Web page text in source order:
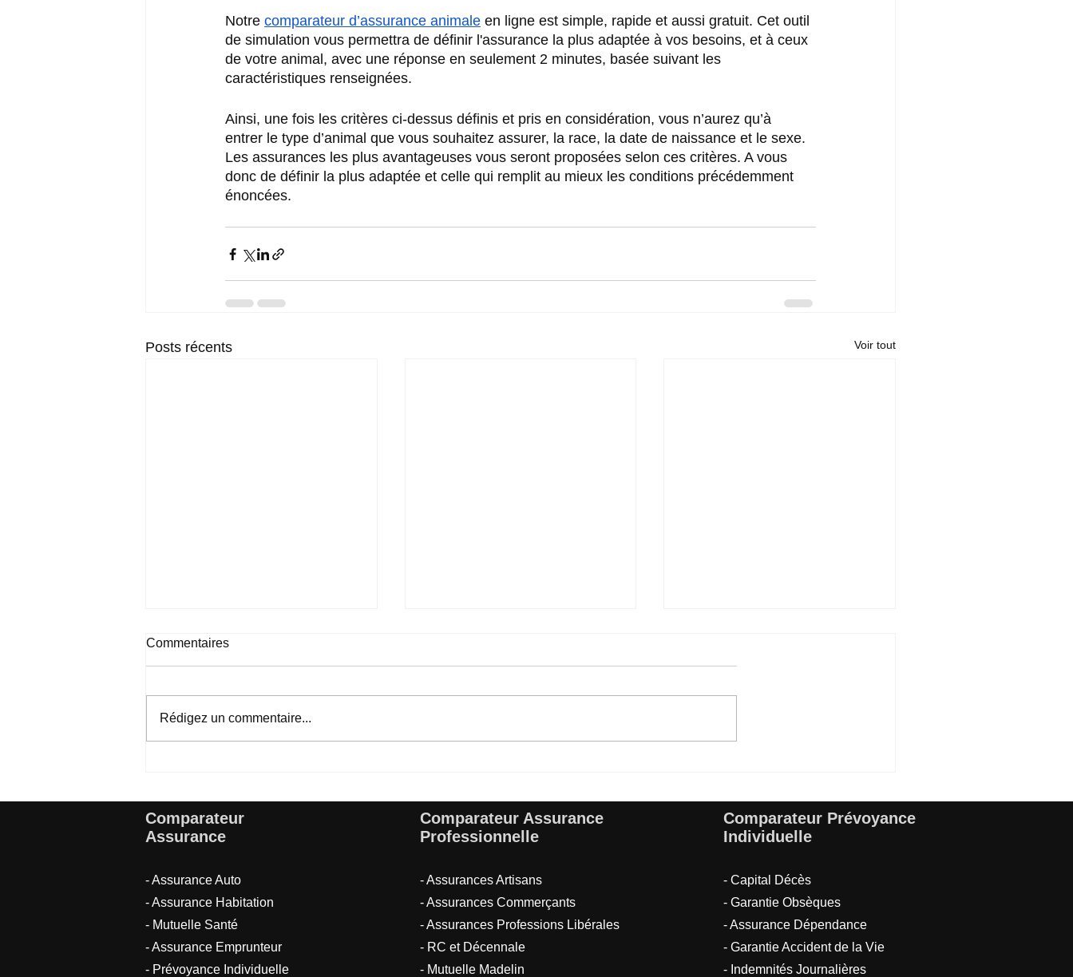
Notre comparateur d’assurance animale en ligne est simple, rapide et aussi gratuit. Cet outil
de simulation vous permettra de définir l'assurance la plus adaptée à vos besoins, et à ceux
de votre animal, avec une réponse en seulement 2 minutes, basée suivant les
caractéristiques renseignées.
Ainsi, une fois les critères ci-dessus définis et pris en considération, vous n’aurez qu’à
entrer le type d’animal que vous souhaitez assurer, la race, la date de naissance et le sexe.
Les assurances les plus avantageuses vous seront proposées selon ces critères. A vous
donc de définir la plus adaptée et celle qui remplit au mieux les conditions précédemment
énoncées.
Posts récents Voir tout
et de l’argent
essentielle
Commentaires
Rédigez un commentaire...
Comparateur
Assurance
- Assurance Auto
- Assurance Habitation
- Mutuelle Santé
-Assurance Emprunteur
- Prévoyance Individuelle
Comparateur Assurance
Professionnelle
- Assurances Artisans
- Assurances Commerçants
- Assurances Professions Libérales
- RC et Décennale
- Mutuelle Madelin
Comparateur Prévoyance
Individuelle
- Capital Décès
- Garantie Obsèques
- Assurance Dépendance
- Garantie Accident de la Vie
- Indemnités Journalières